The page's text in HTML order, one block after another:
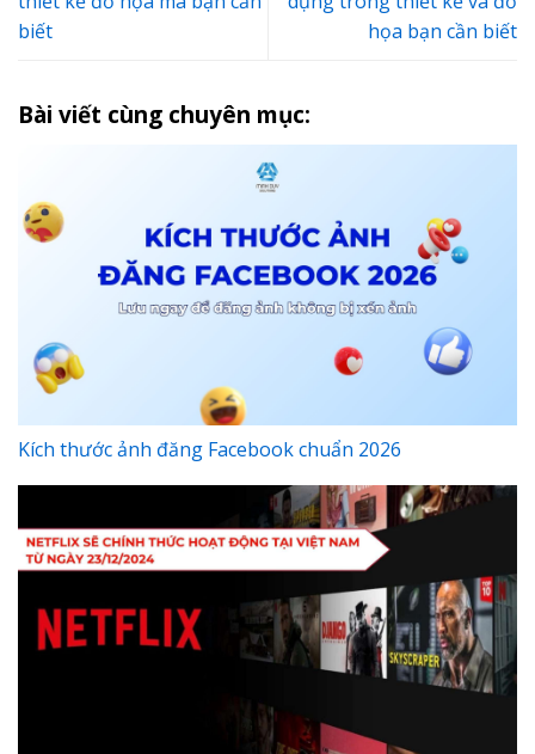
biết
họa bạn cần biết
Bài viết cùng chuyên mục:
Kích thước ảnh đăng Facebook chuẩn 2026